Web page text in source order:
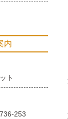
内
ト
253